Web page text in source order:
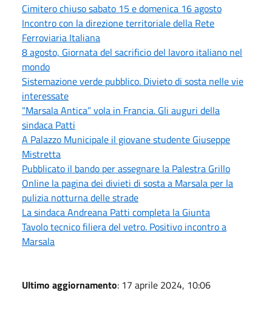
Cimitero chiuso sabato 15 e domenica 16 agosto
Incontro con la direzione territoriale della Rete
Ferroviaria Italiana
8 agosto, Giornata del sacrificio del lavoro italiano nel
mondo
Sistemazione verde pubblico. Divieto di sosta nelle vie
interessate
“Marsala Antica” vola in Francia. Gli auguri della
sindaca Patti
A Palazzo Municipale il giovane studente Giuseppe
Mistretta
Pubblicato il bando per assegnare la Palestra Grillo
Online la pagina dei divieti di sosta a Marsala per la
pulizia notturna delle strade
La sindaca Andreana Patti completa la Giunta
Tavolo tecnico filiera del vetro. Positivo incontro a
Marsala
Ultimo aggiornamento: 17 aprile 2024, 10:06